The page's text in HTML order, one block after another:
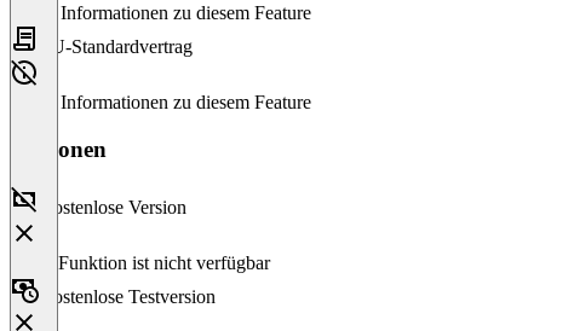
Keine Informationen zu diesem Feature
EU-Standardvertrag
Keine Informationen zu diesem Feature
Versionen
Kostenlose Version
Diese Funktion ist nicht verfügbar
Kostenlose Testversion